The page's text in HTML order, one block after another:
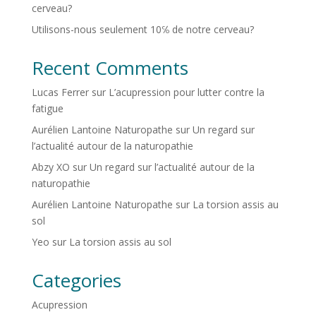
cerveau?
Utilisons-nous seulement 10℅ de notre cerveau?
Recent Comments
Lucas Ferrersur L’acupression pour lutter contre la
fatigue
Aurélien Lantoine Naturopathe sur Un regard sur
l’actualité autour de la naturopathie
Abzy XO sur Un regard sur l’actualité autour de la
naturopathie
Aurélien Lantoine Naturopathe sur La torsion assis au
sol
Yeo sur La torsion assis au sol
Categories
Acupression